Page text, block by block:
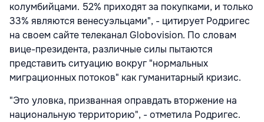
колумбийцами. 52% приходят за покупками, и только
33% являются венесуэльцами", - цитирует Родригес
на своем сайте телеканал Globovision. По словам
вице-президента, различные силы пытаются
представить ситуацию вокруг "нормальных
миграционных потоков" как гуманитарный кризис.
"Это уловка, призванная оправдать вторжение на
национальную территорию", - отметила Родригес.